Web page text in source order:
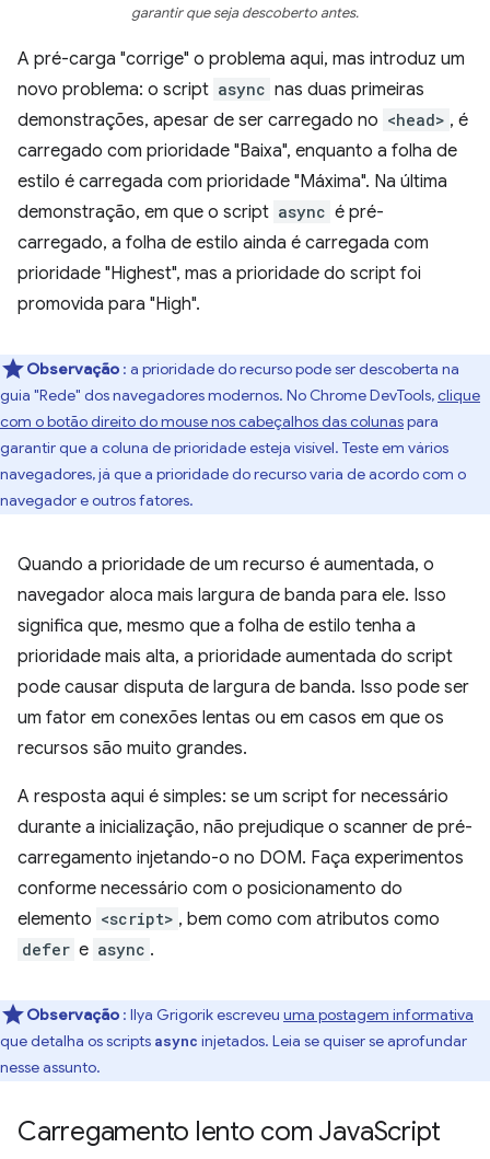
garantir que seja descoberto antes.
A pré-carga "corrige" o problema aqui, mas introduz um
novo problema: o script async nas duas primeiras
demonstrações, apesar de ser carregado no <head> , é
carregado com prioridade "Baixa", enquanto a folha de
estilo é carregada com prioridade "Máxima". Na última
demonstração, em que o script async é pré-
carregado, a folha de estilo ainda é carregada com
prioridade "Highest", mas a prioridade do script foi
promovida para "High".
Observação : a prioridade do recurso pode ser descoberta na
guia "Rede" dos navegadores modernos. No Chrome DevTools,clique
com o botão direito do mouse nos cabeçalhos das colunaspara
garantir que a coluna de prioridade esteja visível. Teste em vários
navegadores, já que a prioridade do recurso varia de acordo com o
navegador e outros fatores.
Quando a prioridade de um recurso é aumentada, o
navegador aloca mais largura de banda para ele. Isso
significa que, mesmo que a folha de estilo tenha a
prioridade mais alta, a prioridade aumentada do script
pode causar disputa de largura de banda. Isso pode ser
um fator em conexões lentas ou em casos em que os
recursos são muito grandes.
A resposta aqui é simples: se um script for necessário
durante a inicialização, não prejudique o scanner de pré-
carregamento injetando-o no DOM. Faça experimentos
conforme necessário com o posicionamento do
elemento <script> , bem como com atributos como
defer e async .
Observação : Ilya Grigorik escreveu uma postagem informativa
que detalha os scripts async injetados. Leia se quiser se aprofundar
nesse assunto.
Carregamento lento com JavaScript